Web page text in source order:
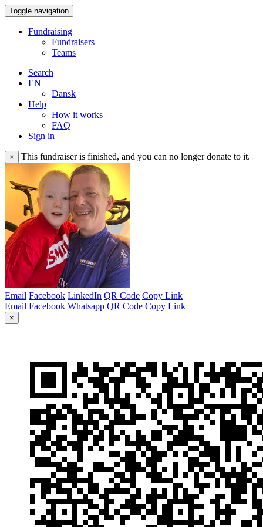
Toggle navigation
Fundraising
Fundraisers
Teams
Search
EN
Dansk
Help
How it works
FAQ
Sign in
× This fundraiser is finished, and you can no longer donate to it.
Email Facebook LinkedIn QR Code Copy Link
Email Facebook Whatsapp QR Code Copy Link
×